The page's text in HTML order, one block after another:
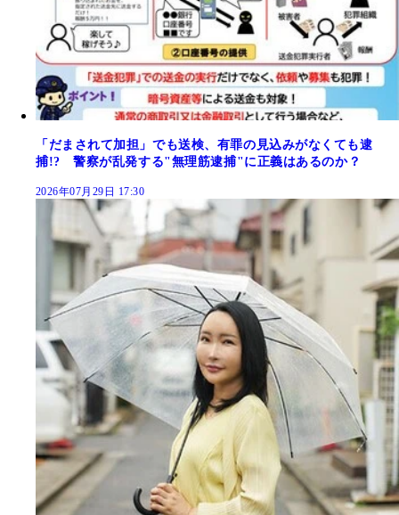
「だまされて加担」でも送検、有罪の見込みがなくても逮
捕!? 警察が乱発する"無理筋逮捕"に正義はあるのか？
2026年07月29日 17:30